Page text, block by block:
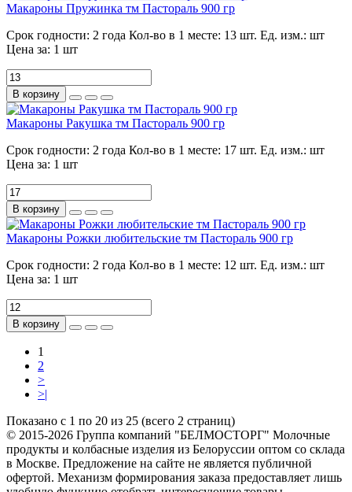
Макароны Пружинка тм Пастораль 900 гр
Срок годности: 2 года Кол-во в 1 месте: 13 шт. Ед. изм.: шт
Цена за: 1 шт
В корзину
Макароны Ракушка тм Пастораль 900 гр
Срок годности: 2 года Кол-во в 1 месте: 17 шт. Ед. изм.: шт
Цена за: 1 шт
В корзину
Макароны Рожки любительские тм Пастораль 900 гр
Срок годности: 2 года Кол-во в 1 месте: 12 шт. Ед. изм.: шт
Цена за: 1 шт
В корзину
1
2
>
>|
Показано с 1 по 20 из 25 (всего 2 страниц)
© 2015-2026 Группа компаний "БЕЛМОСТОРГ" Молочные
продукты и колбасные изделия из Белоруссии оптом со склада
в Москве. Предложение на сайте не является публичной
офертой. Механизм формирования заказа предоставляет лишь